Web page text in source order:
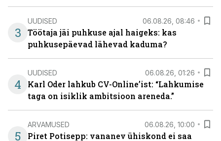
3
UUDISED 06.08.26, 08:46
Töötaja jäi puhkuse ajal haigeks: kas
puhkusepäevad lähevad kaduma?
4
UUDISED 06.08.26, 01:26
Karl Oder lahkub CV-Online’ist: “Lahkumise
taga on isiklik ambitsioon areneda.”
5
ARVAMUSED 06.08.26, 10:00
Piret Potisepp: vananev ühiskond ei saa